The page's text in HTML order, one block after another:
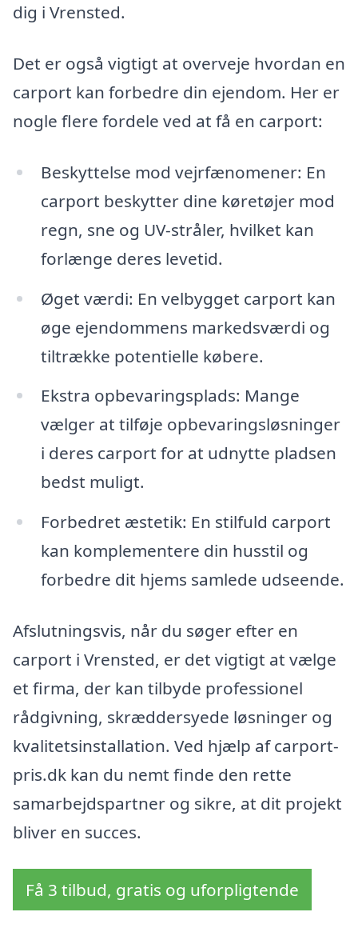
dig i Vrensted.
Det er også vigtigt at overveje hvordan en
carport kan forbedre din ejendom. Her er
nogle flere fordele ved at få en carport:
Beskyttelse mod vejrfænomener: En
carport beskytter dine køretøjer mod
regn, sne og UV-stråler, hvilket kan
forlænge deres levetid.
Øget værdi: En velbygget carport kan
øge ejendommens markedsværdi og
tiltrække potentielle købere.
Ekstra opbevaringsplads: Mange
vælger at tilføje opbevaringsløsninger
i deres carport for at udnytte pladsen
bedst muligt.
Forbedret æstetik: En stilfuld carport
kan komplementere din husstil og
forbedre dit hjems samlede udseende.
Afslutningsvis, når du søger efter en
carport i Vrensted, er det vigtigt at vælge
et firma, der kan tilbyde professionel
rådgivning, skræddersyede løsninger og
kvalitetsinstallation. Ved hjælp af carport-
pris.dk kan du nemt finde den rette
samarbejdspartner og sikre, at dit projekt
bliver en succes.
Få 3 tilbud, gratis og uforpligtende